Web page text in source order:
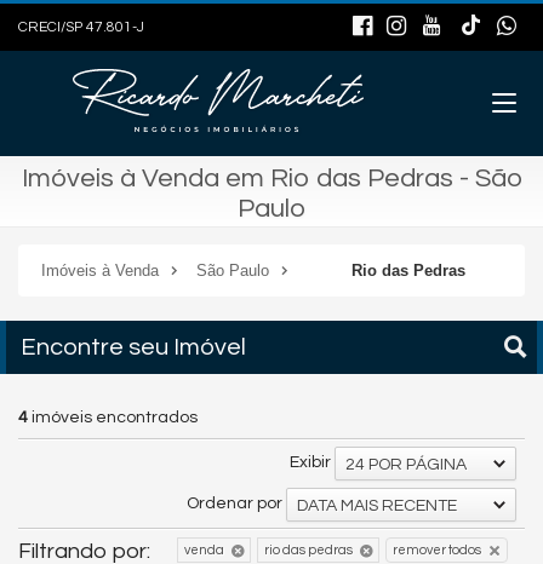
CRECI/SP 47.801-J
Imóveis à Venda em Rio das Pedras - São
Paulo
Imóveis à Venda São Paulo Rio das Pedras
Encontre seu Imóvel
4 imóveis encontrados
Exibir 24 POR PÁGINA
Ordenar por DATA MAIS RECENTE
Filtrando por: venda rio das pedras remover todos